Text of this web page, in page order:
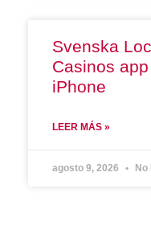
Svenska
Casinos
iPhone
LEER MÁS »
agosto 9, 2026